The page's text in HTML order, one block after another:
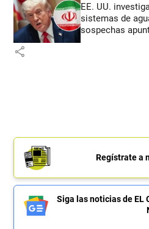
EE. UU.
sistemas de
sospechas
share
Regístrate a
Siga las noticias de EL